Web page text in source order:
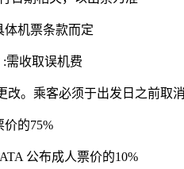
体机票条款而定
需收取误机费
改。乘客必须于出发日之前取
价的75%
公布成人票价的10%